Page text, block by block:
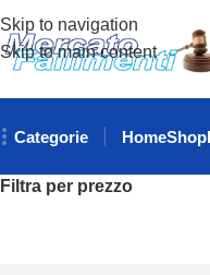
Skip to navigation
Skip to main content
Categorie HomeShop
Filtra per prezzo